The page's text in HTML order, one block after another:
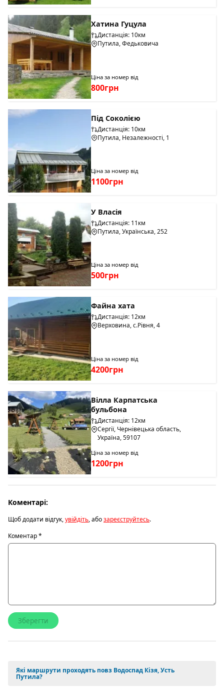
Хатина Гуцула
Дистанція: 10км
Путила, Федьковича
Ціна за номер від
800грн
Під Соколією
Дистанція: 10км
Путила, Незалежності, 1
Ціна за номер від
1100грн
У Власія
Дистанція: 11км
Путила, Українська, 252
Ціна за номер від
500грн
Файна хата
Дистанція: 12км
Верховина, с.Рівня, 4
Ціна за номер від
4200грн
Вілла Карпатська
бульбона
Дистанція: 12км
Сергії, Чернівецька область,
Україна, 59107
Ціна за номер від
1200грн
Коментарі:
Щоб додати відгук,увійдіть, абозареєструйтесь.
Коментар*
Які маршрути проходять повз Водоспад Кізя, Усть
Путила?